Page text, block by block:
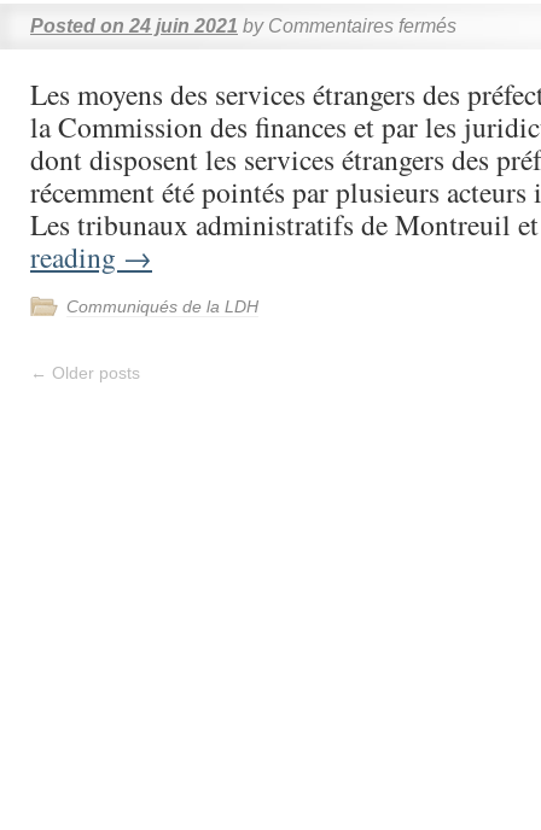
Posted on 24 juin 2021 by Commentaires fermés
Les moyens des services étrangers des
la Commission des finances et par les
dont disposent les services étrangers des
récemment été pointés par plusieurs
Les tribunaux administratifs de Montreuil
reading →
Communiqués de la LDH
← Older posts